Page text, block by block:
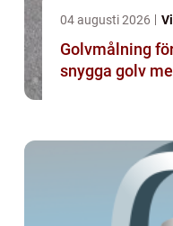
04 augusti 2026
Golvmålning
snygga golv